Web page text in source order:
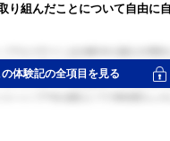
り組んだことについて自由に